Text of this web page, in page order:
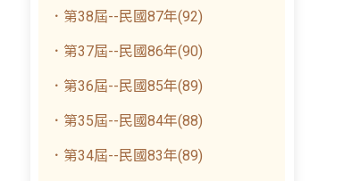
．第38屆--民國87年(92)
．第37屆--民國86年(90)
．第36屆--民國85年(89)
．第35屆--民國84年(88)
．第34屆--民國83年(89)